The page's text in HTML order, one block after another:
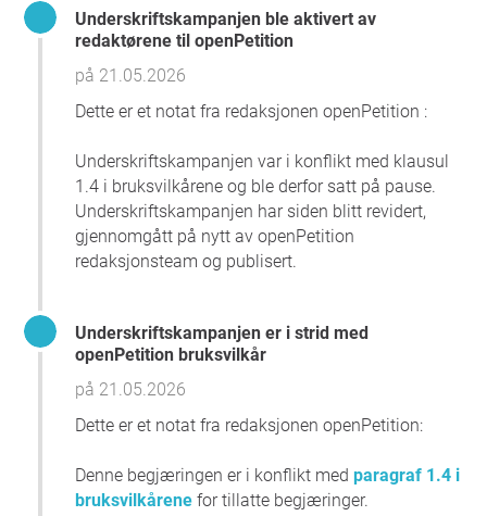
Eide:
• Besøkt et regimevennlig religiøst senter i Oslo i april
• Omtalt iranske eksiliranere i Norge – mennesker som har
flyktet fra fengsler, tortur og statlig vold – som «høylytte»
• Feilsitert og feilaktig fremstilt Kronprins Reza Pahlavis
uttalelser som en oppfordring til mer bombing og vold, til
tross for at hans budskap konsekvent har handlet om
demokratisk overgang og å unngå borgerkrig i Iran.
• Bidratt til et inntrykk av at motstanden mot Den
forankring.
• Fått sine uttalelser løftet frem av IRGCs
propagandakanal, Tasnim News Agency.
• Sendt en norsk delegasjon til Teheran kort tid etter sine
Dette handler ikke lenger bare om diplomati. Det handler
et folk som i flere tiår har levd under et ideologisk styre
bygget på frykt, religiøs kontroll og systematisk vold.
Underskriftskampanjen ble aktivert av
redaktørene til openPetition
på 21.05.2026
Dette er et notat fra redaksjonen openPetition :
Underskriftskampanjen var i konflikt med klausul
1.4 i bruksvilkårene og ble derfor satt på pause.
Underskriftskampanjen har siden blitt revidert,
gjennomgått på nytt av openPetition
redaksjonsteam og publisert.
Underskriftskampanjen er i strid med
openPetition bruksvilkår
på 21.05.2026
Dette er et notat fra redaksjonen openPetition:
Denne begjæringen er i konflikt med paragraf 1.4 i
bruksvilkårene for tillatte begjæringer.